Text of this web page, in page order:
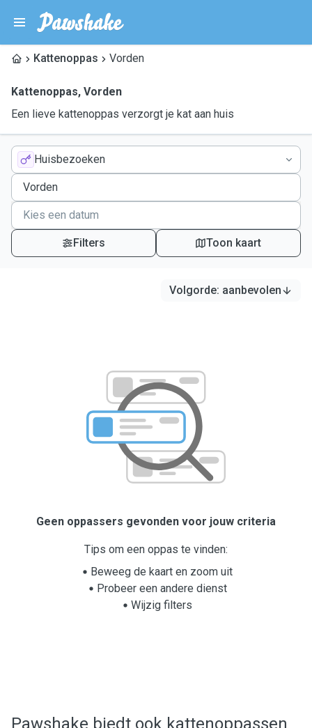
Kattenoppas Vorden
Kattenoppas, Vorden
Een lieve kattenoppas verzorgt je kat aan huis
Huisbezoeken
Filters Toon kaart
Volgorde: aanbevolen
Geen oppassers gevonden voor jouw criteria
Tips om een oppas te vinden:
Beweeg de kaart en zoom uit
Probeer een andere dienst
Wijzig filters
Pawshake biedt ook kattenoppassen